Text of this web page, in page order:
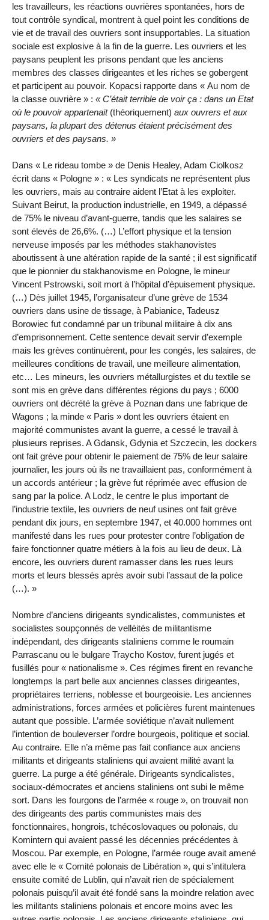
les travailleurs, les réactions ouvrières spontanées, hors de
tout contrôle syndical, montrent à quel point les conditions de
vie et de travail des ouvriers sont insupportables. La situation
sociale est explosive à la fin de la guerre. Les ouvriers et les
paysans peuplent les prisons pendant que les anciens
membres des classes dirigeantes et les riches se gobergent
et participent au pouvoir. Kopacsi rapporte dans « Au nom de
la classe ouvrière » : « C’était terrible de voir ça : dans un Etat
où le pouvoir appartenait (théoriquement) aux ouvrers et aux
paysans, la plupart des détenus étaient précisément des
ouvriers et des paysans. »
Dans « Le rideau tombe » de Denis Healey, Adam Ciolkosz
écrit dans « Pologne » : « Les syndicats ne représentent plus
les ouvriers, mais au contraire aident l’Etat à les exploiter.
Suivant Beirut, la production industrielle, en 1949, a dépassé
de 75% le niveau d’avant-guerre, tandis que les salaires se
sont élevés de 26,6%. (…) L’effort physique et la tension
nerveuse imposés par les méthodes stakhanovistes
aboutissent à une altération rapide de la santé ; il est significatif
que le pionnier du stakhanovisme en Pologne, le mineur
Vincent Pstrowski, soit mort à l’hôpital d’épuisement physique.
(…) Dès juillet 1945, l’organisateur d’une grève de 1534
ouvriers dans usine de tissage, à Pabianice, Tadeusz
Borowiec fut condamné par un tribunal militaire à dix ans
d’emprisonnement. Cette sentence devait servir d’exemple
mais les grèves continuèrent, pour les congés, les salaires, de
meilleures conditions de travail, une meilleure alimentation,
etc… Les mineurs, les ouvriers métallurgistes et du textile se
sont mis en grève dans différentes régions du pays ; 6000
ouvriers ont décrété la grève à Poznan dans une fabrique de
Wagons ; la minde « Paris » dont les ouvriers étaient en
majorité communistes avant la guerre, a cessé le travail à
plusieurs reprises. A Gdansk, Gdynia et Szczecin, les dockers
ont fait grève pour obtenir le paiement de 75% de leur salaire
journalier, les jours où ils ne travaillaient pas, conformément à
un accords antérieur ; la grève fut réprimée avec effusion de
sang par la police. A Lodz, le centre le plus important de
l’industrie textile, les ouvriers de neuf usines ont fait grève
pendant dix jours, en septembre 1947, et 40.000 hommes ont
manifesté dans les rues pour protester contre l’obligation de
faire fonctionner quatre métiers à la fois au lieu de deux. Là
encore, les ouvriers durent ramasser dans les rues leurs
morts et leurs blessés après avoir subi l’assaut de la police
(…). »
Nombre d’anciens dirigeants syndicalistes, communistes et
socialistes soupçonnés de velléités de militantisme
indépendant, des dirigeants staliniens comme le roumain
Parrascanu ou le bulgare Traycho Kostov, furent jugés et
fusillés pour « nationalisme ». Ces régimes firent en revanche
longtemps la part belle aux anciennes classes dirigeantes,
propriétaires terriens, noblesse et bourgeoisie. Les anciennes
administrations, forces armées et policières furent maintenues
autant que possible. L’armée soviétique n’avait nullement
l’intention de bouleverser l’ordre bourgeois, politique et social.
Au contraire. Elle n’a même pas fait confiance aux anciens
militants et dirigeants staliniens qui avaient milité avant la
guerre. La purge a été générale. Dirigeants syndicalistes,
sociaux-démocrates et anciens staliniens ont subi le même
sort. Dans les fourgons de l’armée « rouge », on trouvait non
des dirigeants des partis communistes mais des
fonctionnaires, hongrois, tchécoslovaques ou polonais, du
Komintern qui avaient passé les décennies précédentes à
Moscou. Par exemple, en Pologne, l’armée rouge avait amené
avec elle le « Comité polonais de Libération », qui s’intitulera
ensuite comité de Lublin, qui n’avait rien de spécialement
polonais puisqu’il avait été fondé sans la moindre relation avec
les militants staliniens polonais et encore moins avec les